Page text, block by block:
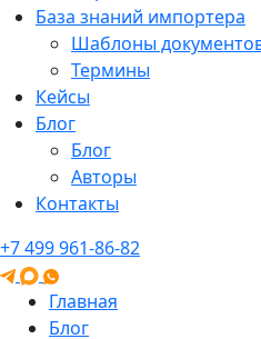
База знаний импортера
Шаблоны
Термины
Кейсы
Блог
Блог
Авторы
Контакты
+7 499 961-86-82
Главная
Блог